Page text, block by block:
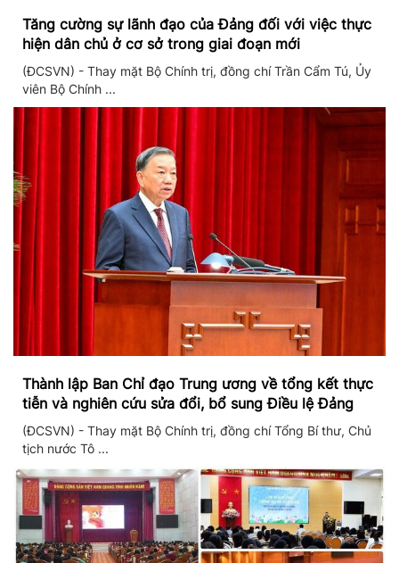
Tăng cường sự lãnh đạo của Đảng đối với việc thực
hiện dân chủ ở cơ sở trong giai đoạn mới
(ĐCSVN) - Thay mặt Bộ Chính trị, đồng chí Trần Cẩm Tú, Ủy
viên Bộ Chính ...
Thành lập Ban Chỉ đạo Trung ương về tổng kết thực
tiễn và nghiên cứu sửa đổi, bổ sung Điều lệ Đảng
(ĐCSVN) - Thay mặt Bộ Chính trị, đồng chí Tổng Bí thư, Chủ
tịch nước Tô ...